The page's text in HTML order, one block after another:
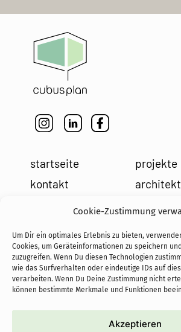
Cookie-Zustimmung
Um Dir ein optimales Erlebnis zu bieten,
Cookies, um Geräteinformationen zu speichern
zuzugreifen. Wenn Du diesen Technologien
wie das Surfverhalten oder eindeutige IDs auf
verarbeiten. Wenn Du Deine Zustimmung nicht
können bestimmte Merkmale und Funktionen
Akzeptieren
startseite
projekte
kontakt
cookies
team
news